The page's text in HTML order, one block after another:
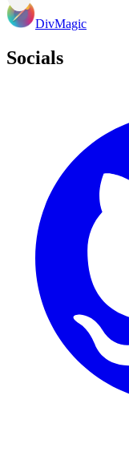
DivMagic
Socials